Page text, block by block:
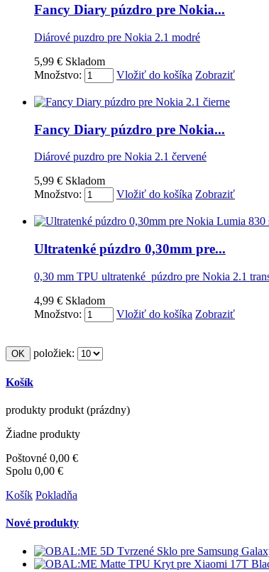
Fancy Diary púzdro pre Nokia...
Diárové puzdro pre Nokia 2.1 modré
5,99 € Skladom
Množstvo:
Vložiť do košíka Zobraziť
Fancy Diary púzdro pre Nokia...
Diárové puzdro pre Nokia 2.1 červené
5,99 € Skladom
Množstvo:
Vložiť do košíka Zobraziť
Ultratenké púzdro 0,30mm pre...
0,30 mm TPU ultratenké púzdro pre Nokia 2.1
4,99 € Skladom
Množstvo:
Vložiť do košíka Zobraziť
položiek:
Košík
produkty produkt (prázdny)
Žiadne produkty
Poštovné 0,00 €
Spolu 0,00 €
Košík Pokladňa
Nové produkty